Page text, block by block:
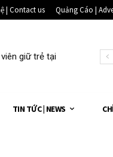
| Contact us Quảng Cáo |
giữ trẻ tại
TIN TỨC | NEWS